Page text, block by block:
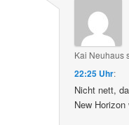
Kai Neuhaus
22:25 Uhr:
Nicht nett,
New